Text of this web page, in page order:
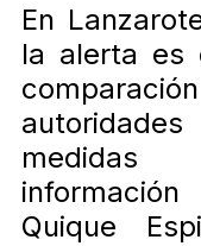
En
la alerta es
medidas
Quique